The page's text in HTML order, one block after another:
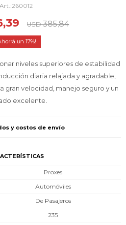
260012
USD 385,84
17
niveles superiores de estabilidad
diaria relajada y agradable,
gran velocidad, manejo seguro y un
excelente.
y costos de envío
Proxes
Automóviles
De Pasajeros
235